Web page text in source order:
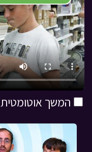
המשך אוטומטית